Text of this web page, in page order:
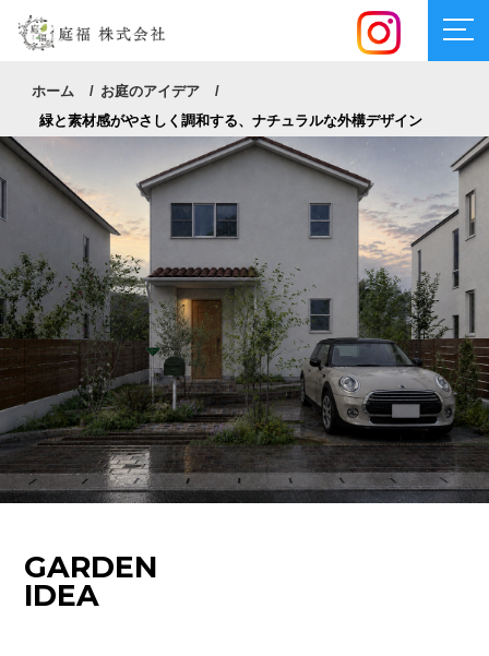
ホーム
お庭のアイデア
緑と素材感がやさしく調和する、ナチュラルな外構デザイン
GARDEN
IDEA